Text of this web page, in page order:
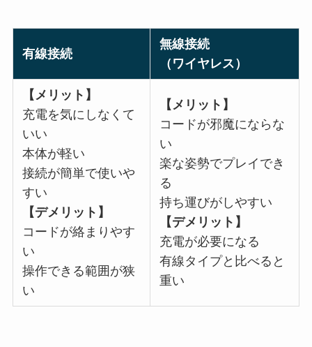
有線接続
無線接続
（ワイヤレス）
【メリット】
充電を気にしなくて
いい
本体が軽い
接続が簡単で使いや
すい
【デメリット】
コードが絡まりやす
い
操作できる範囲が狭
い
【メリット】
コードが邪魔にならな
い
楽な姿勢でプレイでき
る
持ち運びがしやすい
【デメリット】
充電が必要になる
有線タイプと比べると
重い